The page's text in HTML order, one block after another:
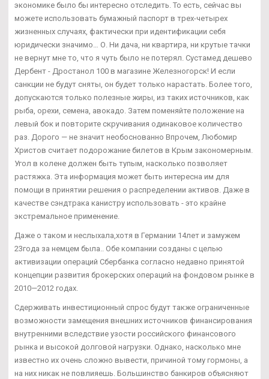
экономике было бы интересно отследить. То есть, сейчас вы
можете использовать бумажный паспорт в трех-четырех
жизненных случаях, фактически при идентификации себя
юридически значимо… О. Ни дача, ни квартира, ни крутые тачки
не вернут мне то, что я чуть было не потерял. Сустамед дешево
Дербент - Дростанол 100 в магазине Железногорск! И если
санкции не будут сняты, он будет только нарастать. Более того,
допускаются только полезные жиры, из таких источников, как
рыба, орехи, семена, авокадо. Затем поменяйте положение на
левый бок и повторите скручивания одинаковое количество
раз. Дорого — не значит необоснованно Впрочем, Любомир
Христов считает подорожание билетов в Крым закономерным.
Угол в колене должен быть тупым, насколько позволяет
растяжка. Эта информация может быть интересна им для
помощи в принятии решения о распределении активов. Даже в
качестве сэндтрака канистру использовать - это крайне
экстремальное применение.
Даже о таком и неслыхала,хотя в Германии 14лет и замужем
23года за немцем была.. Обе компании созданы с целью
активизации операций Сбербанка согласно недавно принятой
концепции развития брокерских операций на фондовом рынке в
2010—2012 годах.
Сдерживать инвестиционный спрос будут также ограниченные
возможности замещения внешних источников финансирования
внутренними вследствие узости российского финансового
рынка и высокой долговой нагрузки. Однако, насколько мне
известно их очень сложно вывести, причиной тому гормоны, а
на них никак не повлияешь. Большинство банкиров объясняют